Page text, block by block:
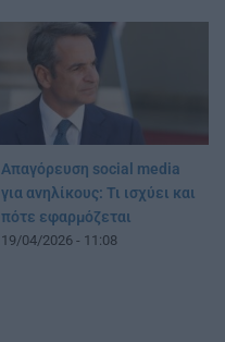
Απαγόρευση social media
για ανηλίκους: Τι ισχύει και
πότε εφαρμόζεται
19/04/2026 - 11:08